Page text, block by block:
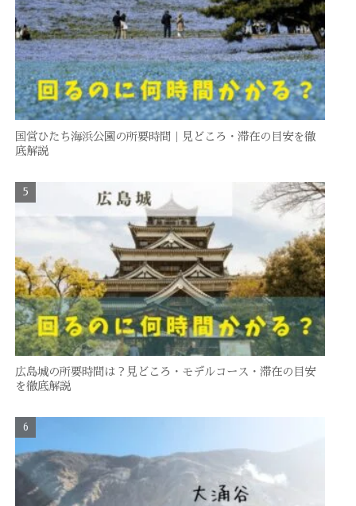
国営ひたち海浜公園の所要時間｜見どころ・滞在の目安を徹
底解説
広島城の所要時間は？見どころ・モデルコース・滞在の目安
を徹底解説